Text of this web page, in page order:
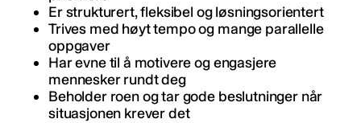
Er strukturert, fleksibel og løsningsorientert
Trives med høyt tempo og mange parallelle
oppgaver
Har evne til å motivere og engasjere
mennesker rundt deg
Beholder roen og tar gode beslutninger når
situasjonen krever det